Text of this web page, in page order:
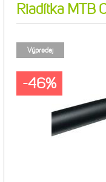
Riadítka MTB
Výpredaj
-46%